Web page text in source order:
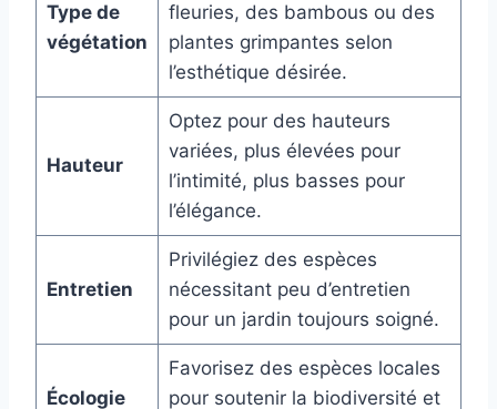
Type de
végétation
fleuries, des bambous ou des
plantes grimpantes selon
l’esthétique désirée.
Hauteur
Optez pour des hauteurs
variées, plus élevées pour
l’intimité, plus basses pour
l’élégance.
Entretien
Privilégiez des espèces
nécessitant peu d’entretien
pour un jardin toujours soigné.
Écologie
Favorisez des espèces locales
pour soutenir la biodiversité et